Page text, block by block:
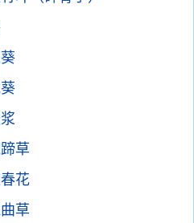
草
花
草